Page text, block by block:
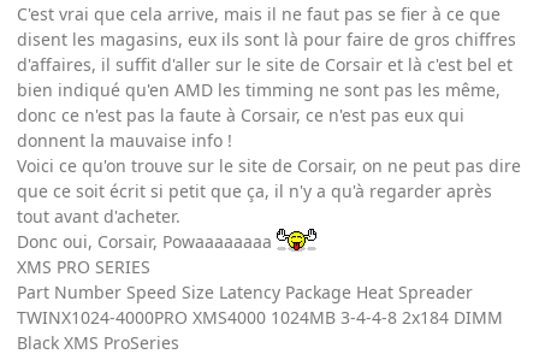
C'est vrai que cela arrive, mais il ne faut pas se fier à ce que
disent les magasins, eux ils sont là pour faire de gros chiffres
d'affaires, il suffit d'aller sur le site de Corsair et là c'est bel et
bien indiqué qu'en AMD les timming ne sont pas les même,
donc ce n'est pas la faute à Corsair, ce n'est pas eux qui
donnent la mauvaise info !
Voici ce qu'on trouve sur le site de Corsair, on ne peut pas dire
que ce soit écrit si petit que ça, il n'y a qu'à regarder après
tout avant d'acheter.
Donc oui, Corsair, Powaaaaaaaa
XMS PRO SERIES
Part Number Speed Size Latency Package Heat Spreader
TWINX1024-4000PRO XMS4000 1024MB 3-4-4-8 2x184 DIMM
Black XMS ProSeries